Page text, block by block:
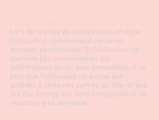
Lors de la prise de rendez-vous en ligne,
l’Utilisateur communique certaines
données personnelles. Si l’utilisateur ne
souhaite pas communiquer les
informations qui lui sont demandées, il se
peut que l’utilisateur ne puisse pas
accéder à certaines parties du Site, et que
Sia Zen Energy soit dans l’impossibilité de
répondre à sa demande.